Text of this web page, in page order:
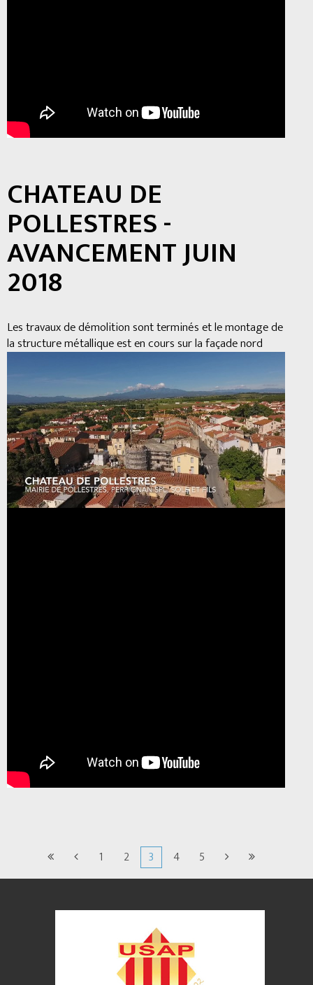
CHATEAU DE
POLLESTRES -
AVANCEMENT JUIN
2018
Les travaux de démolition sont terminés et le montage de
la structure métallique est en cours sur la façade nord
1 2 3 4 5